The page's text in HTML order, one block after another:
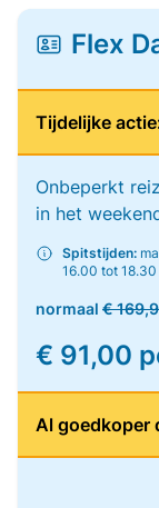
Flex
Tijdelijke
Onbeperkt
in het
Spitstijden:
16.00 tot
normaal €
€ 91,00
Al goedkoper